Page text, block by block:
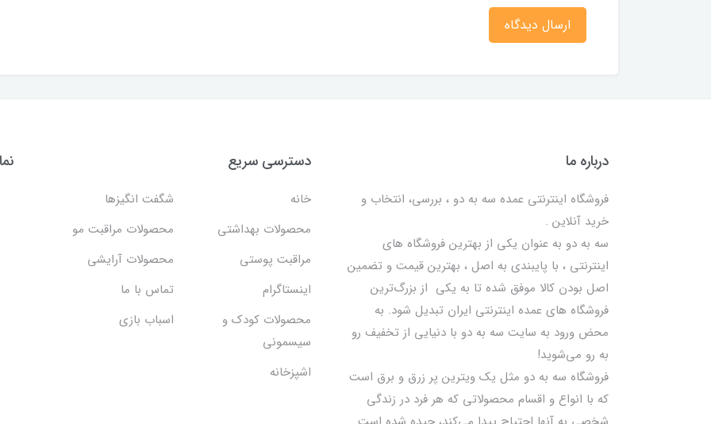
ارسال دیدگاه
درباره ما
فروشگاه اینترنتی عمده سه به دو ، بررسی، انتخاب و
خرید آنلاین .
سه به دو به عنوان یکی از بهترين فروشگاه های
اینترنتی ، با پایبندی به اصل ، بهترين قيمت و تضمین
اصل‌ بودن کالا موفق شده تا به يكي از بزرگ‌ترين
فروشگاه هاي عمده اینترنتی ایران تبدیل شود. به
محض ورود به سایت سه به دو با دنیایی از تخفيف رو
به رو می‌شوید!
فروشگاه سه به دو مثل یک ویترین پر زرق و برق است
که با انواع و اقسام محصولاتی که هر فرد در زندگی
دسترسی سریع
خانه
شگفت انگيزها
محصولات بهداشتي
محصولات مراقبت مو
مراقبت پوستی
محصولات آرایشی
اینستاگرام
تماس با ما
محصولات کودک و
سیسمونی
اسباب بازی
اشپزخانه